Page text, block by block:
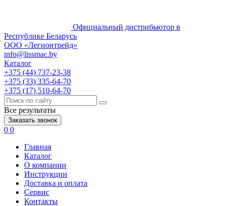
Официальный дистрибьютор в
Республике Беларусь
ООО «Легионтрейд»
info@lissmac.by
Каталог
+375 (44) 737-23-38
+375 (33) 335-64-70
+375 (17) 510-64-70
Все результаты
Заказать звонок
0 0
Главная
Каталог
О компании
Инструкции
Доставка и оплата
Сервис
Контакты